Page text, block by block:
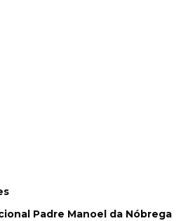
Padre Manoel da Nóbrega